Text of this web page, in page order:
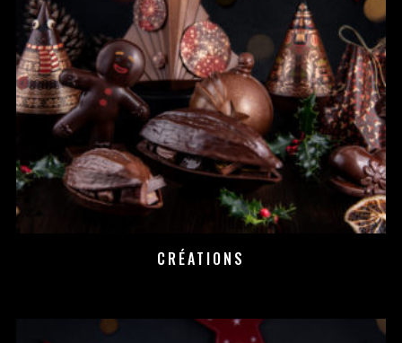
CRÉATIONS